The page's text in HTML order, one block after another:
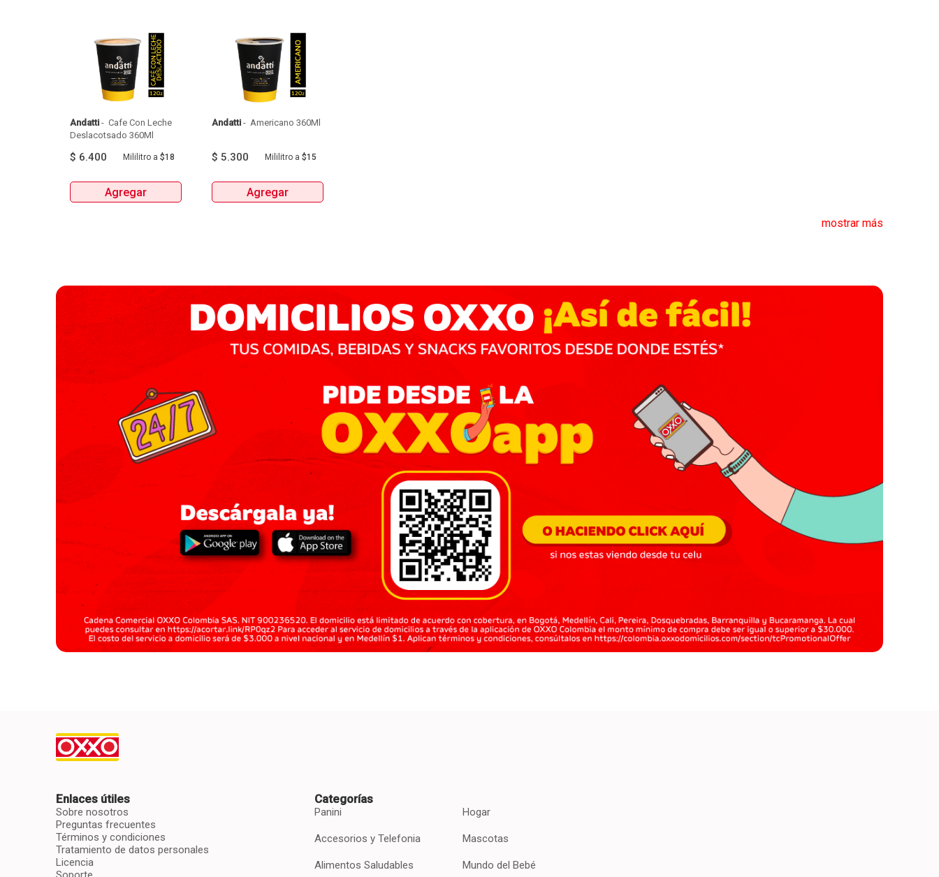
Andatti - Cafe Con Leche
$ 6.400 Mililitro a $18
Agregar
Andatti -
$ 5.300 Mililitroa $15
Agregar
mostrar más
Enlaces útiles
Sobre nosotros
Preguntas frecuentes
Términos y condiciones
Tratamiento de datos personales
Licencia
Categorías
Panini
Accesorios y Telefonia
Alimentos Saludables
Hogar
Mascotas
Mundo del Bebé